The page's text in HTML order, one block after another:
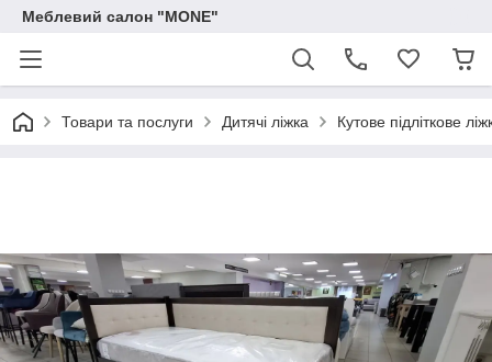
Меблевий салон "MONE"
Товари та послуги Дитячі ліжка Кутове підліткове